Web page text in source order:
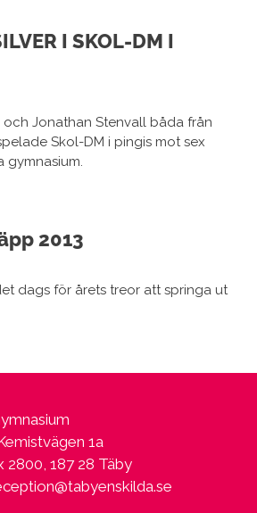
I SKOL-DM I
och Jonathan Stenvall båda från
Skol-DM i pingis mot sex
gymnasium.
2013
dags för årets treor att springa ut
1a
2800, 187 28 Täby